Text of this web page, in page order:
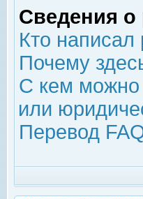
Сведения о
Кто написал
Почему
С кем можно
или
Перевод